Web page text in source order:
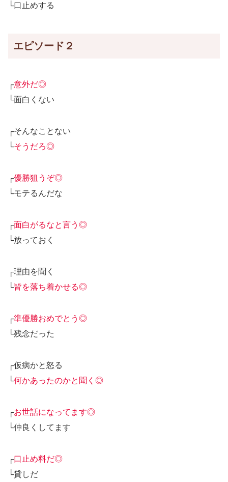
└口止めする
エピソード２
┌意外だ◎
└面白くない
┌そんなことない
└そうだろ◎
┌優勝狙うぞ◎
└モテるんだな
┌面白がるなと言う◎
└放っておく
┌理由を聞く
└皆を落ち着かせる◎
┌準優勝おめでとう◎
└残念だった
┌仮病かと怒る
└何かあったのかと聞く◎
┌お世話になってます◎
└仲良くしてます
┌口止め料だ◎
└貸しだ